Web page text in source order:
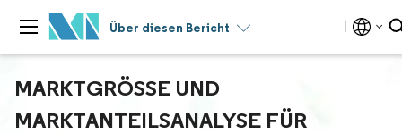
Über diesen Bericht
MARKTGRÖSSE UND M
ARKTANTEILSANALYSE FÜR M